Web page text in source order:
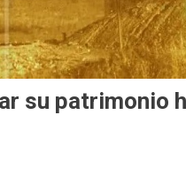
su patrimonio